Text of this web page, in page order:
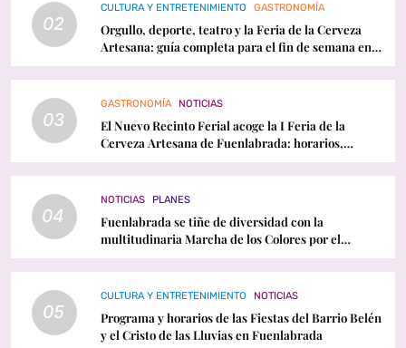
02
CULTURA Y ENTRETENIMIENTO GASTRONOMÍA
Orgullo, deporte, teatro y la Feria de la Cerveza
Artesana: guía completa para el fin de semana en
Fuenlabrada
03
GASTRONOMÍA NOTICIAS
El Nuevo Recinto Ferial acoge la I Feria de la
Cerveza Artesana de Fuenlabrada: horarios,
conciertos y programación
04
NOTICIAS PLANES
Fuenlabrada se tiñe de diversidad con la
multitudinaria Marcha de los Colores por el
Orgullo LGTBI
05
CULTURA Y ENTRETENIMIENTO NOTICIAS
Programa y horarios de las Fiestas del Barrio Belén
y el Cristo de las Lluvias en Fuenlabrada